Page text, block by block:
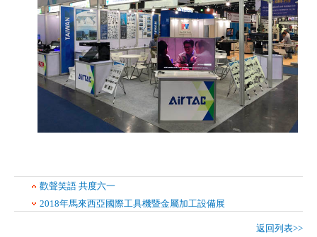
歡聲笑語 共度六一
2018年馬來西亞國際工具機暨金屬加工設備展
返回列表>>